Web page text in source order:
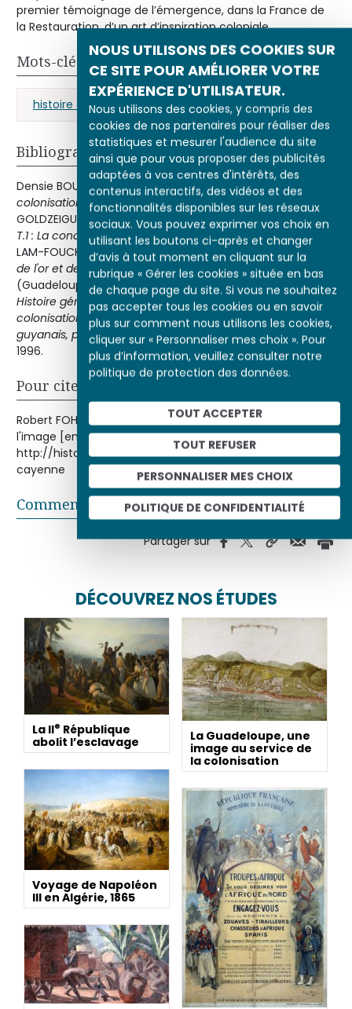
NOUS UTILISONS DES COOKIES SUR
CE SITE POUR AMÉLIORER VOTRE
EXPÉRIENCE D'UTILISATEUR.
Nous utilisons des cookies, y compris des
cookies de nos partenaires pour réaliser des
statistiques et mesurer l'audience du site
ainsi que pour vous proposer des publicités
adaptées à vos centres d'intérêts, des
contenus interactifs, des vidéos et des
fonctionnalités disponibles sur les réseaux
sociaux. Vous pouvez exprimer vos choix en
utilisant les boutons ci-après et changer
d’avis à tout moment en cliquant sur la
rubrique « Gérer les cookies » située en bas
de chaque page du site. Si vous ne souhaitez
pas accepter tous les cookies ou en savoir
plus sur comment nous utilisons les cookies,
cliquer sur « Personnaliser mes choix ». Pour
plus d’information, veuillez consulter notre
politique de protection des données.
TOUT ACCEPTER
TOUT REFUSER
PERSONNALISER MES CHOIX
POLITIQUE DE CONFIDENTIALITÉ
premier témoignage de l’émergence, dans la France de
la Restauration, d’un art d’inspiration coloniale.
Mots-clés
histoire coloniale exotisme portrait
Bibliographie
Densie BOUCHE et Pierre PLUCHOHistoire de la
colonisation françaiseParis, Fayard, 1991.Annie REY-
GOLDZEIGUER, Jean MEYERHistoire de la France coloniale
T.1 : La conquêteParis, A.Colin col.Agora, 1996.Serge MAM-
LAM-FOUCK
La Guyane française au temps de l'esclavage,
de l'or et de la francisation (1802-1946)Petit-Bourg
(Guadeloupe), Ibis rouge, 1999.Serge MAM-LAM-FOUCK
Histoire générale de la Guyane française des débuts de la
colonisation à l'aube de l'an 2000 : les grands problèmes
guyanais, permanence et évolutionKourou, Ibis-Rouge,
1996.
Pour citer cet article
Robert FOHR, « Kan Gao, Chinois de Cayenne », Histoire par
l'image [en ligne], consulté le 08/08/2026. URL :
http://histoire-image.org/etudes/kan-gao-chinois-
cayenne
Commentaires
Partager sur
DÉCOUVREZ NOS ÉTUDES
La IIe République
abolit l’esclavage
La Guadeloupe, une
image au service de
la colonisation
Voyage de Napoléon
III en Algérie, 1865